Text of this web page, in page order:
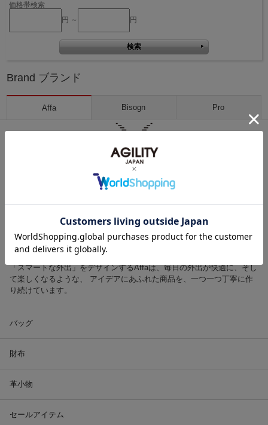
価格帯検索
円 ～
円
Brand ブランド
Affa Bisogn Pro
東京の下町、日暮里にある工房。プロが使用するツールバッグを作る事
から始まった【Agility】。
プロが認める使い勝手の良さと、熟練した鞄職人の技術力を日常生活
に…と言う思いから生まれたプロダクト【Affa】。
「スマートな外出」をデザインするAffaは、毎日の外出が快適に、そし
て楽しくなるような、 アイデアにあふれた商品を、一つ一つ丁寧に作
り続けています。
バッグ
財布
革小物
セールアイテム